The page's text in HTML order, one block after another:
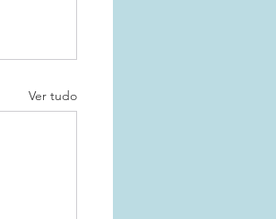
Ver tudo